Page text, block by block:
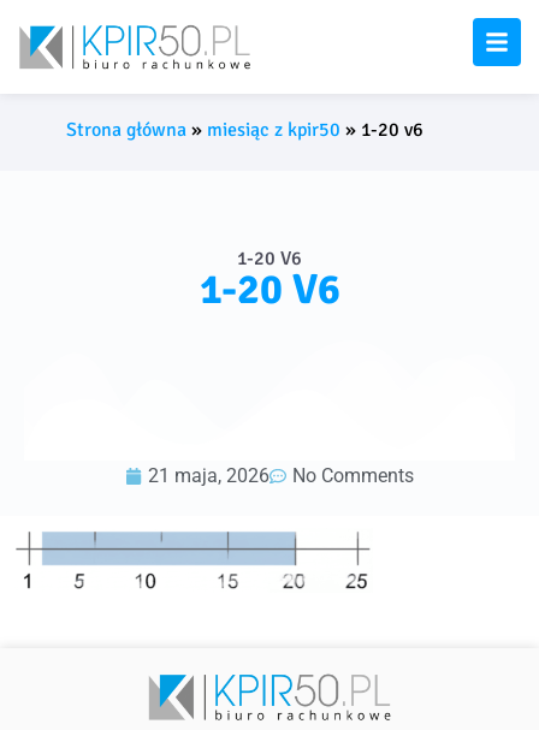
Strona główna » miesiąc z kpir50 » 1-20 v6
1-20 V6
1-20 V6
21 maja, 2026 No Comments